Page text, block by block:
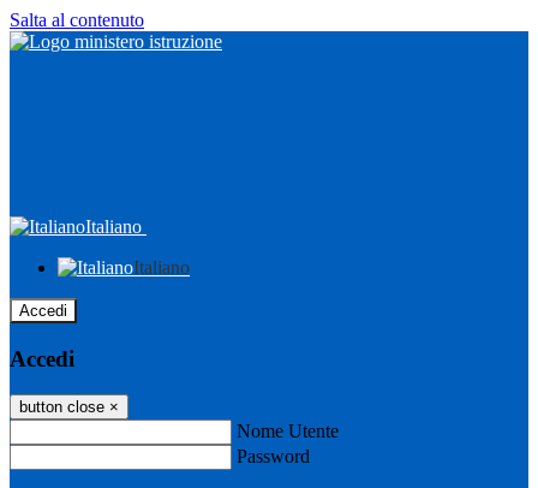
Salta al contenuto
Italiano
Italiano
Accedi
Accedi
button close ×
Nome Utente
Password